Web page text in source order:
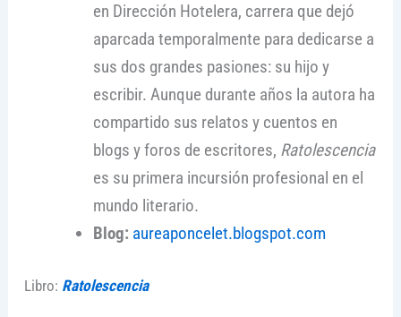
en Dirección Hotelera, carrera que dejó
aparcada temporalmente para dedicarse a
sus dos grandes pasiones: su hijo y
escribir. Aunque durante años la autora ha
compartido sus relatos y cuentos en
blogs y foros de escritores, Ratolescencia
es su primera incursión profesional en el
mundo literario.
Blog: aureaponcelet.blogspot.com
Libro: Ratolescencia